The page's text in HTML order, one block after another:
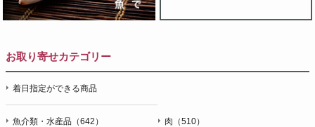
お取り寄せカテゴリー
着日指定ができる商品
魚介類・水産品（642） 肉（510）